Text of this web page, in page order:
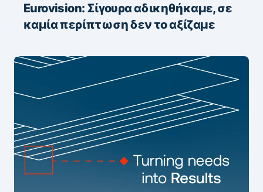
Eurovision: Σίγουρα αδικηθήκαμε, σε
καμία περίπτωση δεν το αξίζαμε